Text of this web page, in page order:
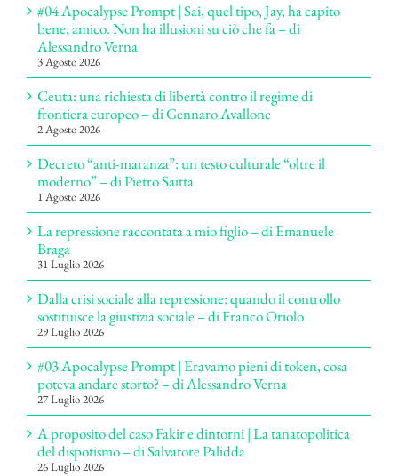
#04 Apocalypse Prompt | Sai, quel tipo, Jay, ha capito
bene, amico. Non ha illusioni su ciò che fa – di
Alessandro Verna
3 Agosto 2026
Ceuta: una richiesta di libertà contro il regime di
frontiera europeo – di Gennaro Avallone
2 Agosto 2026
Decreto “anti-maranza”: un testo culturale “oltre il
moderno” – di Pietro Saitta
1 Agosto 2026
La repressione raccontata a mio figlio – di Emanuele
Braga
31 Luglio 2026
Dalla crisi sociale alla repressione: quando il controllo
sostituisce la giustizia sociale – di Franco Oriolo
29 Luglio 2026
#03 Apocalypse Prompt | Eravamo pieni di token, cosa
poteva andare storto? – di Alessandro Verna
27 Luglio 2026
A proposito del caso Fakir e dintorni | La tanatopolitica
del dispotismo – di Salvatore Palidda
26 Luglio 2026